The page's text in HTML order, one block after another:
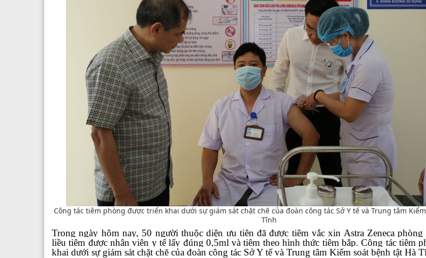
Công tác tiêm phòng được triển khai dưới sự giám sát chặt chẽ của đoàn công tác Sở Y tế và Trung tâm
Tĩnh
Trong ngày hôm nay, 50 người thuộc diện ưu tiên đã được tiêm vắc xin Astra Zeneca
liều tiêm được nhân viên y tế lấy đúng 0,5ml và tiêm theo hình thức tiêm bắp. Công tác tiêm
khai dưới sự giám sát chặt chẽ của đoàn công tác Sở Y tế và Trung tâm Kiểm soát bệnh tật Hà